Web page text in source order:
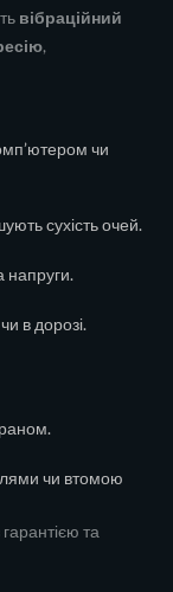
вібраційний
,
чи
сухість очей.
напруги.
в дорозі.
чи втомою
гарантією та